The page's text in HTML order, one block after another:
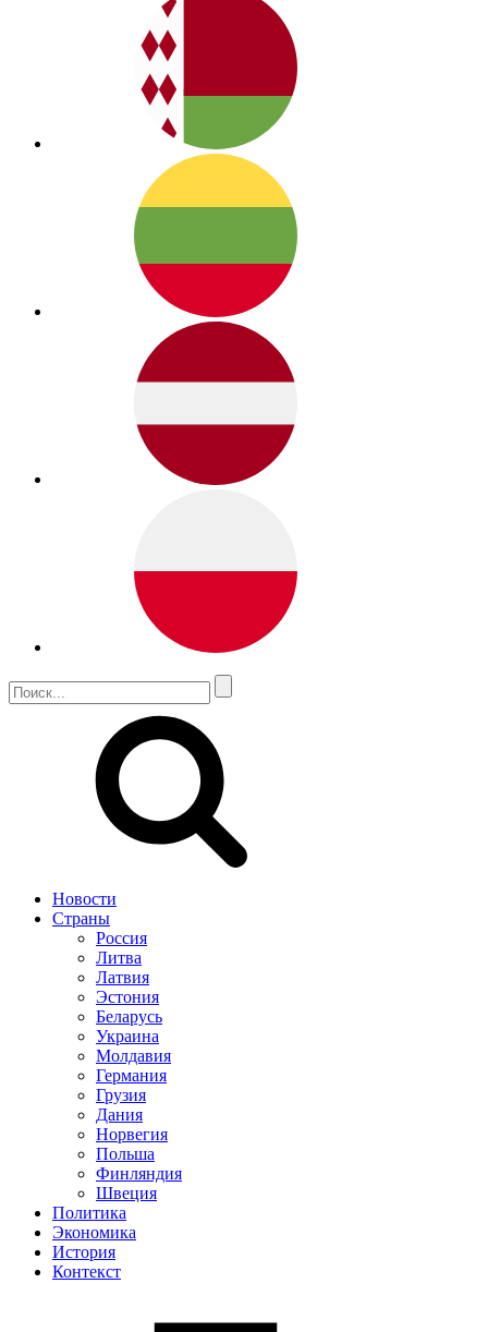
Новости
Страны
Россия
Литва
Латвия
Эстония
Беларусь
Украина
Молдавия
Германия
Грузия
Дания
Норвегия
Польша
Финляндия
Швеция
Политика
Экономика
История
Контекст